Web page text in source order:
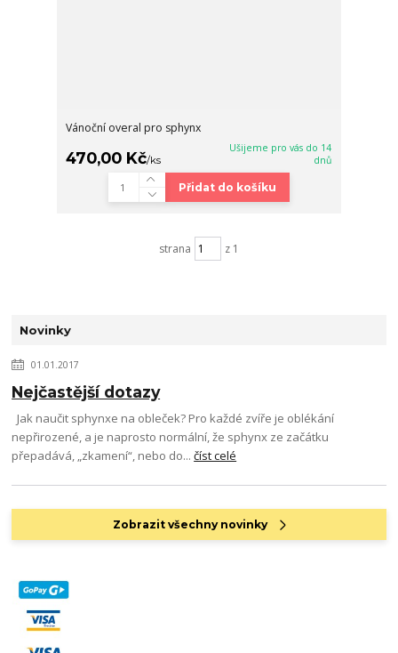
Vánoční overal pro sphynx
470,00 Kč/ks
Ušijeme pro vás do 14
dnů
Přidat do košíku
strana z 1
Novinky
01.01.2017
Nejčastější dotazy
Jak naučit sphynxe na obleček? Pro každé zvíře je oblékání
nepřirozené, a je naprosto normální, že sphynx ze začátku
přepadává, „zkamení“, nebo do...číst celé
Zobrazit všechny novinky